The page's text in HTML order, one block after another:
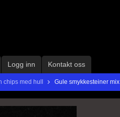
Logg inn Kontakt oss
chips med hull Gule smykkesteiner mix